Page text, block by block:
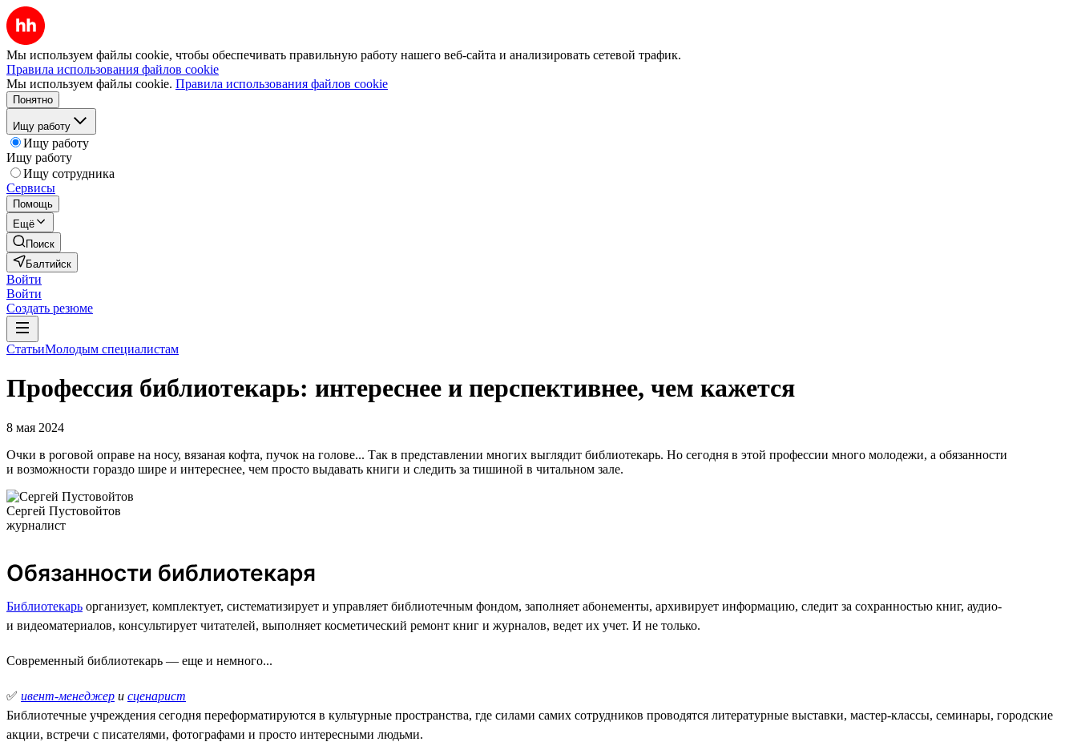
Мы используем файлы cookie, чтобы обеспечивать правильную работу нашего веб-сайта и анализировать сетевой трафик.
Правила использования файлов cookie
Мы используем файлы cookie. Правила использования файлов cookie
Понятно
Ищу работу
Ищу работу
Ищу работу
Ищу сотрудника
Сервисы
Помощь
Ещё
Поиск
Балтийск
Войти
Войти
Создать резюме
СтатьиМолодым специалистам
Профессия библиотекарь: интереснее и перспективнее, чем кажется
8 мая 2024
Очки в роговой оправе на носу, вязаная кофта, пучок на голове... Так в представлении многих выглядит библиотекарь. Но сегодня в этой профессии много молодежи, а обязанности
и возможности гораздо шире и интереснее, чем просто выдавать книги и следить за тишиной в читальном зале.
Сергей Пустовойтов
журналист
Обязанности библиотекаря
Библиотекарь организует, комплектует, систематизирует и управляет библиотечным фондом, заполняет абонементы, архивирует информацию, следит за сохранностью книг, аудио-
и видеоматериалов, консультирует читателей, выполняет косметический ремонт книг и журналов, ведет их учет. И не только.
Современный библиотекарь — еще и немного...
✅ ивент-менеджер и сценарист
Библиотечные учреждения сегодня переформатируются в культурные пространства, где силами самих сотрудников проводятся литературные выставки, мастер-классы, семинары, городские
акции, встречи с писателями, фотографами и просто интересными людьми.